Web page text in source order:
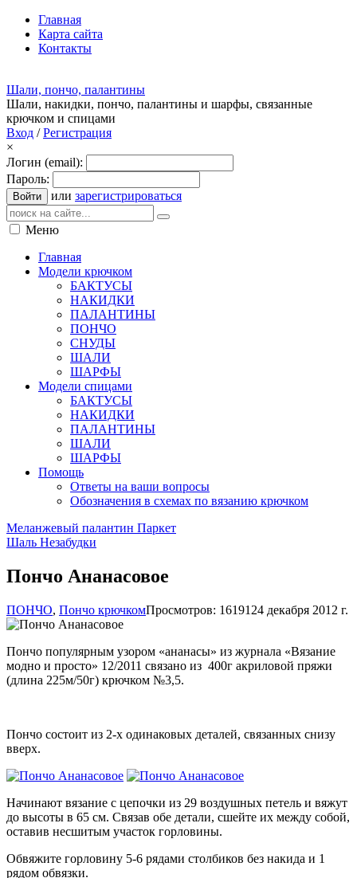
Главная
Карта сайта
Контакты
Шали, пончо, палантины
Шали, накидки, пончо, палантины и шарфы, связанные
крючком и спицами
Вход /Регистрация
×
Логин (email):
Пароль:
Войти или зарегистрироваться
Меню
Главная
Модели крючком
БАКТУСЫ
НАКИДКИ
ПАЛАНТИНЫ
ПОНЧО
СНУДЫ
ШАЛИ
ШАРФЫ
Модели спицами
БАКТУСЫ
НАКИДКИ
ПАЛАНТИНЫ
ШАЛИ
ШАРФЫ
Помощь
Ответы на ваши вопросы
Обозначения в схемах по вязанию крючком
Меланжевый палантин Паркет
Шаль Незабудки
Пончо Ананасовое
ПОНЧО, Пончо крючкомПросмотров: 16191 24 декабря 2012 г.
Пончо популярным узором «ананасы» из журнала «Вязание
модно и просто» 12/2011 связано из 400г акриловой пряжи
(длина 225м/50г) крючком №3,5.
Пончо состоит из 2-х одинаковых деталей, связанных снизу
вверх.
Начинают вязание с цепочки из 29 воздушных петель и вяжут
до высоты в 65 см. Связав обе детали, сшейте их между собой,
оставив несшитым участок горловины.
Обвяжите горловину 5-6 рядами столбиков без накида и 1
рядом обвязки.